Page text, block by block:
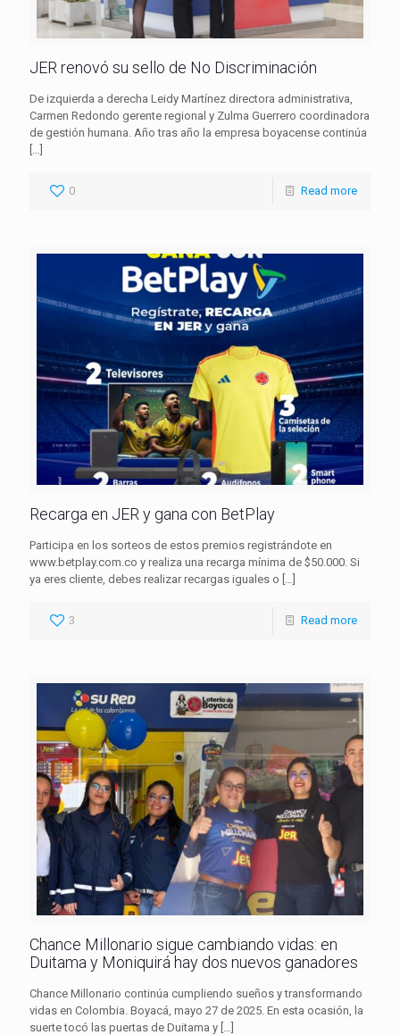
JER renovó su sello de No Discriminación
De izquierda a derecha Leidy Martínez directora administrativa,
Carmen Redondo gerente regional y Zulma Guerrero coordinadora
de gestión humana. Año tras año la empresa boyacense continúa
[…]
0 Read more
Recarga en JER y gana con BetPlay
Participa en los sorteos de estos premios registrándote en
www.betplay.com.co y realiza una recarga mínima de $50.000. Si
ya eres cliente, debes realizar recargas iguales o […]
3 Read more
Chance Millonario sigue cambiando vidas: en
Duitama y Moniquirá hay dos nuevos ganadores
Chance Millonario continúa cumpliendo sueños y transformando
vidas en Colombia. Boyacá, mayo 27 de 2025. En esta ocasión, la
suerte tocó las puertas de Duitama y […]